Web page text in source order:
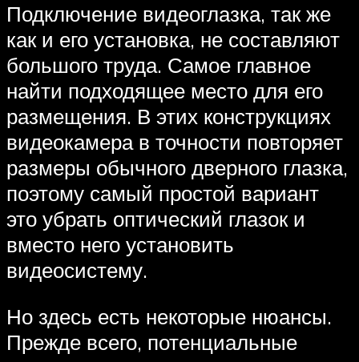
Подключение видеоглазка, так же
как и его установка, не составляют
большого труда. Самое главное
найти подходящее место для его
размещения. В этих конструкциях
видеокамера в точности повторяет
размеры обычного дверного глазка,
поэтому самый простой вариант
это убрать оптический глазок и
вместо него установить
видеосистему.
Но здесь есть некоторые нюансы.
Прежде всего, потенциальные